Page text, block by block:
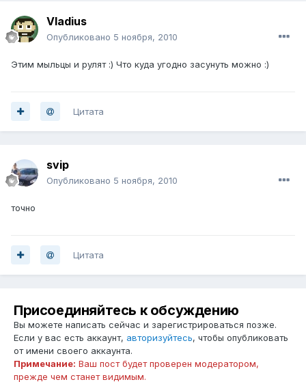
Vladius
Опубликовано 5 ноября, 2010
Этим мыльцы и рулят :) Что куда угодно засунуть можно :)
Цитата
svip
Опубликовано 5 ноября, 2010
точно
Цитата
Присоединяйтесь к обсуждению
Вы можете написать сейчас и зарегистрироваться позже.
Если у вас есть аккаунт, авторизуйтесь, чтобы опубликовать
от имени своего аккаунта.
Примечание: Ваш пост будет проверен модератором,
прежде чем станет видимым.